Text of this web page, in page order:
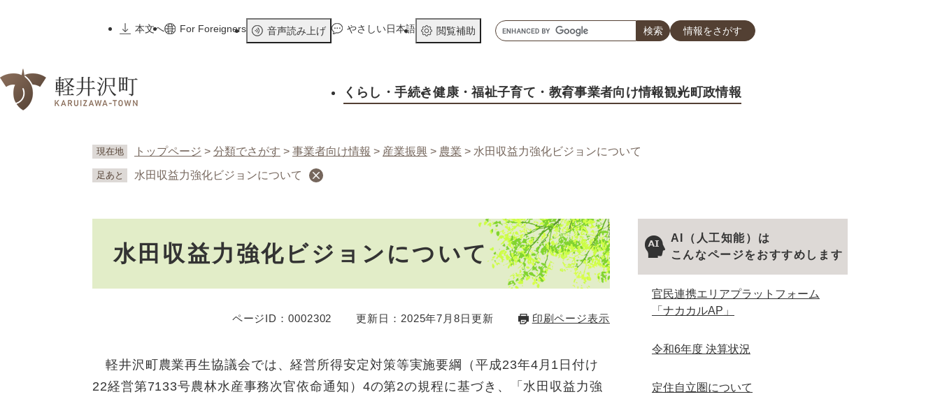
先
本文へ
For Foreigners 音声読み上げ やさしい日本語 閲覧補助
キ
ー
ド
情報をさがす
くらし ・手続き健康 ・福祉子育て ・教育事業者向け情報観光町政情報
現在地 トップページ > 分類でさがす > 事業者向け情報 > 産業振興 > 農業 > 水田収益力強化ビジョンについて
足あと 水田収益力強化ビジョンについて
水田収益力強化ビジョンについて
ページID：0002302 更新日：2025年7月8日更新 印刷ページ表示
軽井沢町農業再生協議会では、経営所得安定対策等実施要綱（平成23年4月1日付け
22経営第7133号農林水産事務次官依命通知）4の第2の規程に基づき、「水田収益力強
AI（人工知能）は
こんなページをおすすめします
官民連携エリアプラットフォーム
「ナカカルAP」
令和6年度 決算状況
定住自立圏について